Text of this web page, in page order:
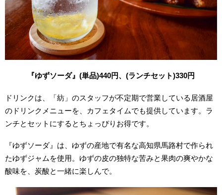
『ゆずソーダ』(単品)440円、(ランチセット)330円
ドリンクは、「紡」のスタッフが不定期で営業している居酒屋
のドリンクメニューを、カフェタイムでも提供しています。ラ
ンチとセットにするとちょっぴりお得です。
『ゆずソーダ』は、ゆずの産地で有名な高知県馬路村で作られ
たゆずジャムを使用。ゆずの皮の独特な苦みと果肉の爽やかな
酸味を、炭酸と一緒に楽しんで。